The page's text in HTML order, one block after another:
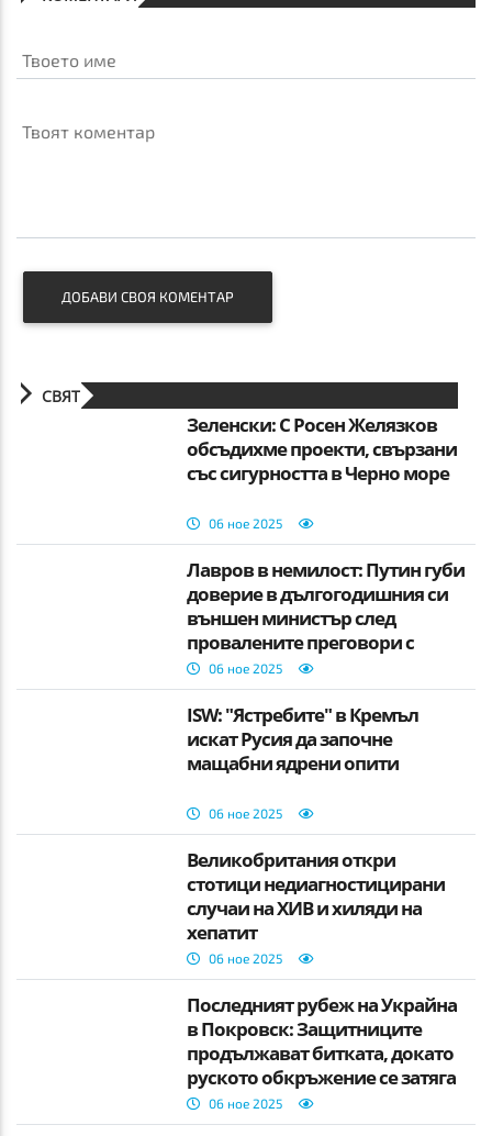
Твоето име
Твоят коментар
ДОБАВИ СВОЯ КОМЕНТАР
СВЯТ
Зеленски: С Росен Желязков
обсъдихме проекти, свързани
със сигурността в Черно море
06 ное 2025
Лавров в немилост: Путин губи
доверие в дългогодишния си
външен министър след
провалените преговори с
Тръмп
06 ное 2025
ISW: "Ястребите" в Кремъл
искат Русия да започне
мащабни ядрени опити
06 ное 2025
Великобритания откри
стотици недиагностицирани
случаи на ХИВ и хиляди на
хепатит
06 ное 2025
Последният рубеж на Украйна
в Покровск: Защитниците
продължават битката, докато
руското обкръжение се затяга
06 ное 2025